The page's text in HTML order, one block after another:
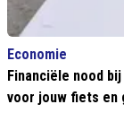
Economie
Financiële nood
voor jouw fiets en